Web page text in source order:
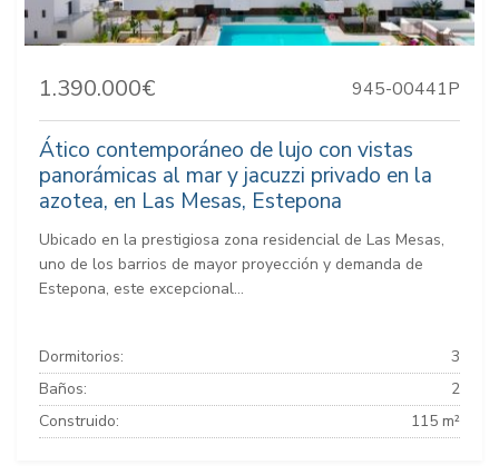
1.390.000€ 945-00441P
Ático contemporáneo de lujo con vistas
panorámicas al mar y jacuzzi privado en la
azotea, en Las Mesas, Estepona
Ubicado en la prestigiosa zona residencial de Las Mesas,
uno de los barrios de mayor proyección y demanda de
Estepona, este excepcional...
Dormitorios:
3
Baños:
2
Construido:
115 m²